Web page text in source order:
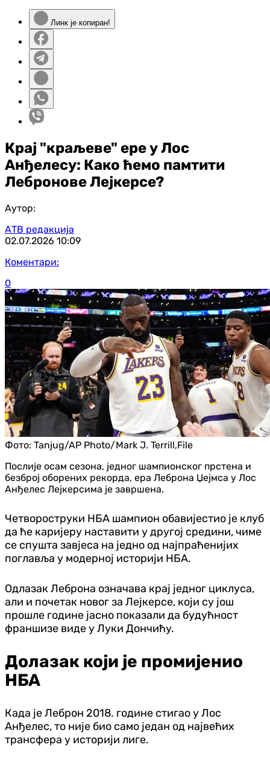
Линк је копиран!
Крај "краљеве" ере у Лос
Анђелесу: Како ћемо памтити
Лебронове Лејкерсе?
Аутор:
АТВ редакција
02.07.2026 10:09
Коментари:
0
Фото: Tanjug/AP Photo/Mark J. Terrill,File
Послије осам сезона, једног шампионског прстена и
безброј оборених рекорда, ера Леброна Џејмса у Лос
Анђелес Лејкерсима је завршена.
Четвороструки НБА шампион обавијестио је клуб
да ће каријеру наставити у другој средини, чиме
се спушта завјеса на једно од најпраћенијих
поглавља у модерној историји НБА.
Одлазак Леброна означава крај једног циклуса,
али и почетак новог за Лејкерсе, који су још
прошле године јасно показали да будућност
франшизе виде у Луки Дончићу.
Долазак који је промијенио
НБА
Када је Леброн 2018. године стигао у Лос
Анђелес, то није био само један од највећих
трансфера у историји лиге.